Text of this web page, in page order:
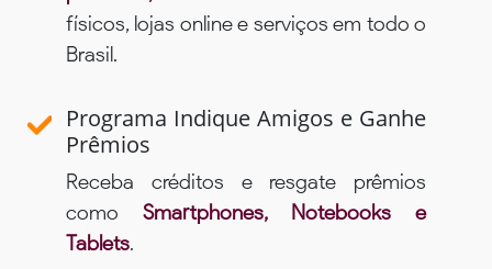
físicos, lojas online e serviços em todo o
Brasil.
Programa Indique Amigos e Ganhe
Prêmios
Receba créditos e resgate prêmios
como Smartphones, Notebooks e
Tablets.